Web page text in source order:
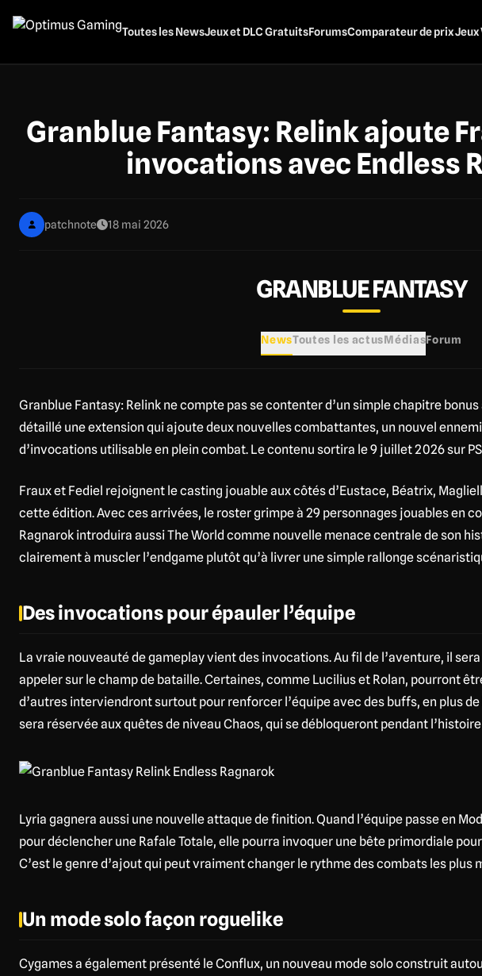
au
principal
Toutes les NewsJeux et DLC GratuitsForumsComparateur de prix Jeux
Granblue Fantasy: Relink ajoute
invocations avec Endless
patchnote 18 mai 2026
GRANBLUE FANTASY
NewsToutes les actusMédiasForum
Granblue Fantasy: Relink ne compte pas se contenter d’un simple chapitre
détaillé une extension qui ajoute deux nouvelles combattantes, un nouvel
d’invocations utilisable en plein combat. Le contenu sortira le 9 juillet 2026 sur
Fraux et Fediel rejoignent le casting jouable aux côtés d’Eustace, Béatrix,
cette édition. Avec ces arrivées, le roster grimpe à 29 personnages jouables en
Ragnarok introduira aussi The World comme nouvelle menace centrale de son
clairement à muscler l’endgame plutôt qu’à livrer une simple rallonge
Des invocations pour épauler l’équipe
La vraie nouveauté de gameplay vient des invocations. Au fil de l’aventure, il
appeler sur le champ de bataille. Certaines, comme Lucilius et Rolan, pourront
d’autres interviendront surtout pour renforcer l’équipe avec des buffs, en plus
sera réservée aux quêtes de niveau Chaos, qui se débloqueront pendant l’histoire
Lyria gagnera aussi une nouvelle attaque de finition. Quand l’équipe passe en
pour déclencher une Rafale Totale, elle pourra invoquer une bête primordiale
C’est le genre d’ajout qui peut vraiment changer le rythme des combats les plus
Un mode solo façon roguelike
Cygames a également présenté le Conflux, un nouveau mode solo construit